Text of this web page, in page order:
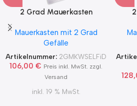
2 Grad Mauerkasten
Kondensatablauf auch mit
Blower Door Test und
Zertifikat Ø100, 125, 150
2Grad MKWSELFiD
Mauerkasten mit 2 Grad
Gefälle
Artikelnummer: 2GMKWSELFiD
106,00 € Preis inkl. MwSt. zzgl.
Versand
inkl. 19 % MwSt.